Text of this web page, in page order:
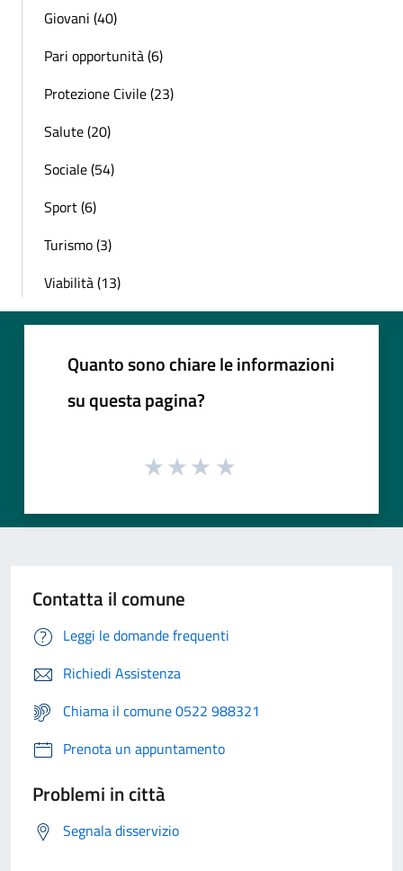
Giovani (40)
Pari opportunità (6)
Protezione Civile (23)
Salute (20)
Sociale (54)
Sport (6)
Turismo (3)
Viabilità (13)
Quanto sono chiare le informazioni
su questa pagina?
Contatta il comune
Leggi le domande frequenti
Richiedi Assistenza
Chiama il comune 0522 988321
Prenota un appuntamento
Problemi in città
Segnala disservizio